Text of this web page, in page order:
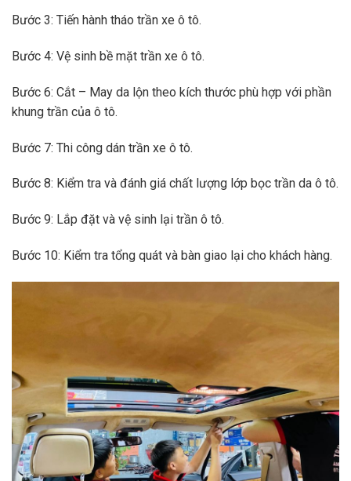
Bước 3: Tiến hành tháo trần xe ô tô.
Bước 4: Vệ sinh bề mặt trần xe ô tô.
Bước 6: Cắt – May da lộn theo kích thước phù hợp với phần
khung trần của ô tô.
Bước 7: Thi công dán trần xe ô tô.
Bước 8: Kiểm tra và đánh giá chất lượng lớp bọc trần da ô tô.
Bước 9: Lắp đặt và vệ sinh lại trần ô tô.
Bước 10: Kiểm tra tổng quát và bàn giao lại cho khách hàng.